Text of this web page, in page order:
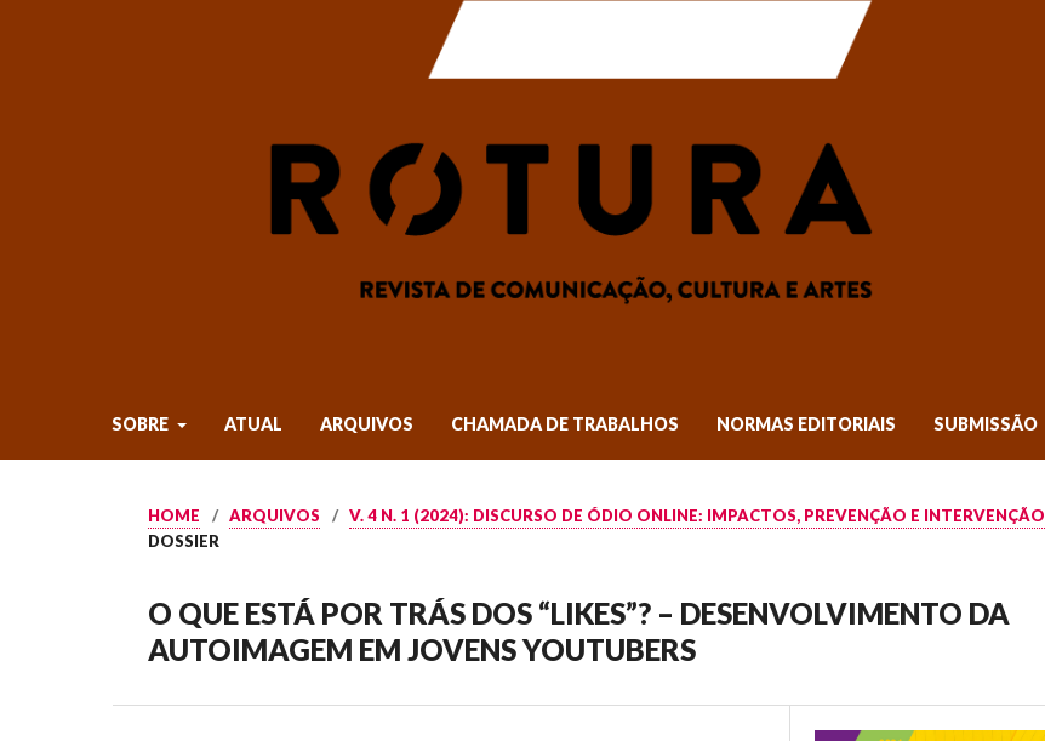
SOBRE ATUAL ARQUIVOS CHAMADA DE TRABALHOS NORMAS EDITORIAIS SUBMISSÃO
HOME / ARQUIVOS / V. 4 N. 1 (2024): DISCURSO DE ÓDIO ONLINE: IMPACTOS, PREVENÇÃO E INTERVENÇÃO
DOSSIER
O QUE ESTÁ POR TRÁS DOS “LIKES”? – DESENVOLVIMENTO DA
AUTOIMAGEM EM JOVENS YOUTUBERS